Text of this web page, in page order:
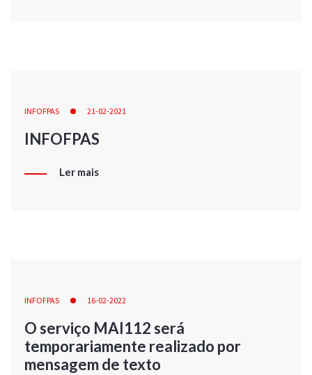
INFOFPAS 21-02-2021
INFOFPAS
Ler mais
INFOFPAS 16-02-2022
O serviço MAI112 será
temporariamente realizado por
mensagem de texto